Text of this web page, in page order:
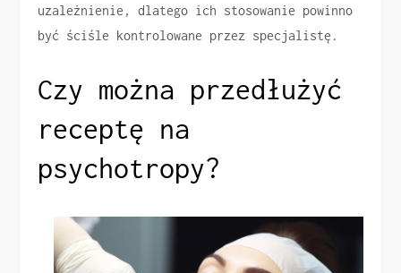
uzależnienie, dlatego ich stosowanie powinno
być ściśle kontrolowane przez specjalistę.
Czy można przedłużyć
receptę na
psychotropy?